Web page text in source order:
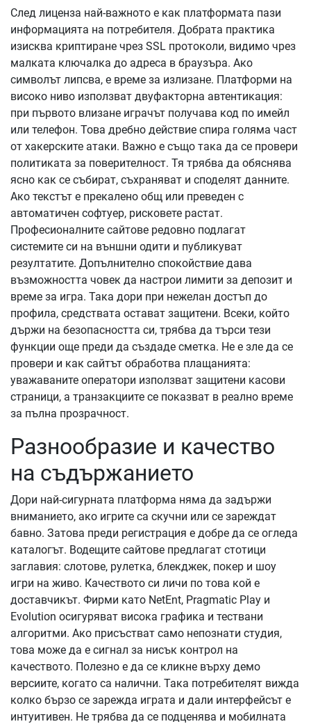
След лиценза най-важното е как платформата пази
информацията на потребителя. Добрата практика
изисква криптиране чрез SSL протоколи, видимо чрез
малката ключалка до адреса в браузъра. Ако
символът липсва, е време за излизане. Платформи на
високо ниво използват двуфакторна автентикация:
при първото влизане играчът получава код по имейл
или телефон. Това дребно действие спира голяма част
от хакерските атаки. Важно е също така да се провери
политиката за поверителност. Тя трябва да обяснява
ясно как се събират, съхраняват и споделят данните.
Ако текстът е прекалено общ или преведен с
автоматичен софтуер, рисковете растат.
Професионалните сайтове редовно подлагат
системите си на външни одити и публикуват
резултатите. Допълнително спокойствие дава
възможността човек да настрои лимити за депозит и
време за игра. Така дори при нежелан достъп до
профила, средствата остават защитени. Всеки, който
държи на безопасността си, трябва да търси тези
функции още преди да създаде сметка. Не е зле да се
провери и как сайтът обработва плащанията:
уважаваните оператори използват защитени касови
страници, а транзакциите се показват в реално време
за пълна прозрачност.
Разнообразие и качество
на съдържанието
Дори най-сигурната платформа няма да задържи
вниманието, ако игрите са скучни или се зареждат
бавно. Затова преди регистрация е добре да се огледа
каталогът. Водещите сайтове предлагат стотици
заглавия: слотове, рулетка, блекджек, покер и шоу
игри на живо. Качеството си личи по това кой е
доставчикът. Фирми като NetEnt, Pragmatic Play и
Evolution осигуряват висока графика и тествани
алгоритми. Ако присъстват само непознати студия,
това може да е сигнал за нисък контрол на
качеството. Полезно е да се кликне върху демо
версиите, когато са налични. Така потребителят вижда
колко бързо се зарежда играта и дали интерфейсът е
интуитивен. Не трябва да се подценява и мобилната